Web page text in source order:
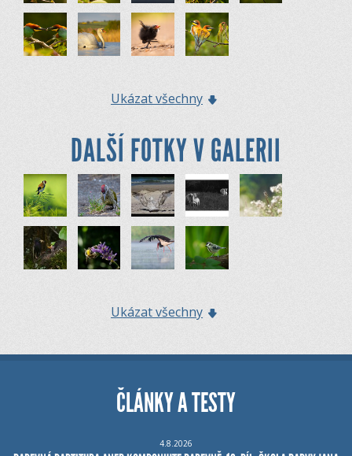
Ukázat všechny
DALŠÍ FOTKY V GALERII
Ukázat všechny
ČLÁNKY A TESTY
4.8.2026